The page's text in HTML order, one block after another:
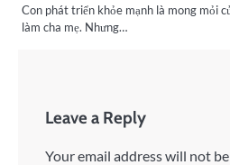
Con phát triển khỏe mạnh là mong mỏi
làm cha mẹ. Nhưng…
Leave a Reply
Your email address will not